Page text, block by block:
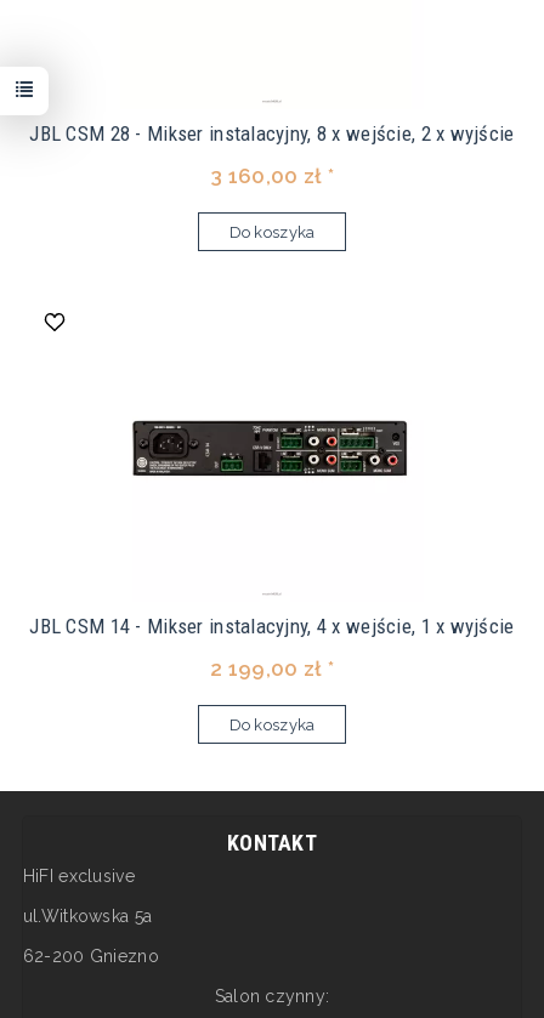
JBL CSM 28 - Mikser instalacyjny, 8 x wejście, 2 x wyjście
3 160,00 zł *
Do koszyka
JBL CSM 14 - Mikser instalacyjny, 4 x wejście, 1 x wyjście
2 199,00 zł *
Do koszyka
KONTAKT
HiFI exclusive
ul.Witkowska 5a
62-200 Gniezno
Salon czynny: